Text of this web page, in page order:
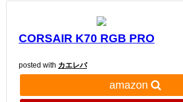
CORSAIR K70 RGB PRO
posted with カエレバ
amazon